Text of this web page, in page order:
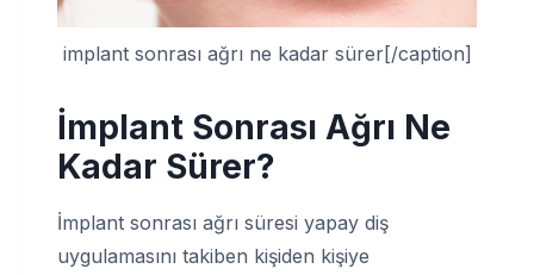
implant sonrası ağrı ne kadar sürer[/caption]
İmplant Sonrası Ağrı Ne
Kadar Sürer?
İmplant sonrası ağrı süresi yapay diş
uygulamasını takiben kişiden kişiye